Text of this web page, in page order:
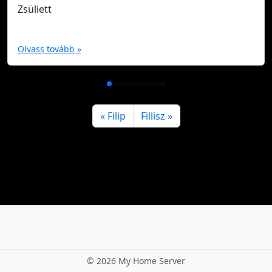
Zsüliett
Olvass tovább »
Filip Fillisz
© 2026 My Home Server